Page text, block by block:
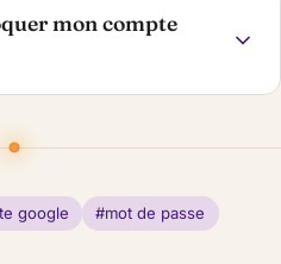
mon compte
google
#mot de passe